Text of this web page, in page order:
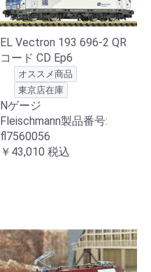
EL Vectron 193 696-2 QR
コード CD Ep6
オススメ商品
東京店在庫
Nゲージ
Fleischmann製品番号:
fl7560056
￥43,010 税込